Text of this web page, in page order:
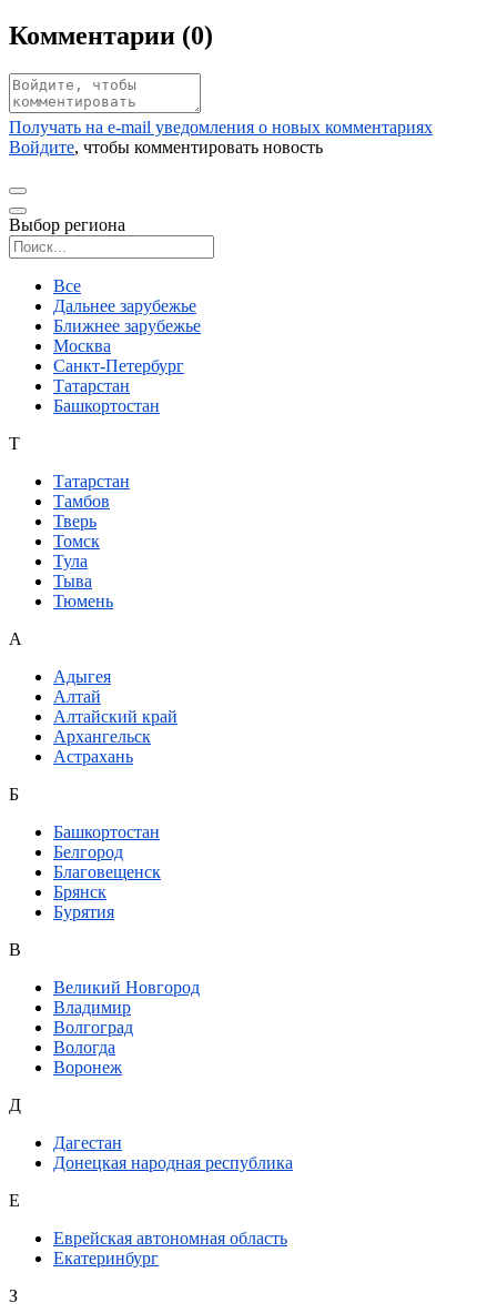
Комментарии (0)
Получать на e‑mail уведомления о новых комментариях
Войдите, чтобы комментировать новость
Выбор региона
Все
Дальнее зарубежье
Ближнее зарубежье
Москва
Санкт-Петербург
Татарстан
Башкортостан
Т
Татарстан
Тамбов
Тверь
Томск
Тула
Тыва
Тюмень
А
Адыгея
Алтай
Алтайский край
Архангельск
Астрахань
Б
Башкортостан
Белгород
Благовещенск
Брянск
Бурятия
В
Великий Новгород
Владимир
Волгоград
Вологда
Воронеж
Д
Дагестан
Донецкая народная республика
Е
Еврейская автономная область
Екатеринбург
З